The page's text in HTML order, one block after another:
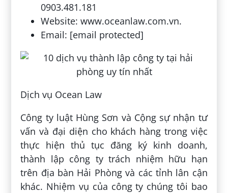
0903.481.181
Website: www.oceanlaw.com.vn.
Email: [email protected]
Dịch vụ Ocean Law
Công ty luật Hùng Sơn và Cộng sự nhận tư
vấn và đại diện cho khách hàng trong việc
thực hiện thủ tục đăng ký kinh doanh,
thành lập công ty trách nhiệm hữu hạn
trên địa bàn Hải Phòng và các tỉnh lân cận
khác. Nhiệm vụ của công ty chúng tôi bao